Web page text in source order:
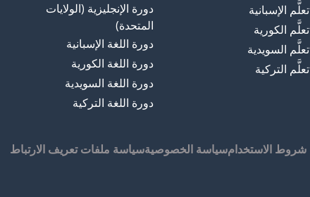
تعلَّم الإسبانية
تعلَّم الكورية
تعلَّم السويدية
تعلَّم التركية
دورة الإنجليزية (الولايات
المتحدة)
دورة اللغة الإسبانية
دورة اللغة الكورية
دورة اللغة السويدية
دورة اللغة التركية
شروط الاستخدامسياسة الخصوصيةسياسة ملفات تعريف الارتباط